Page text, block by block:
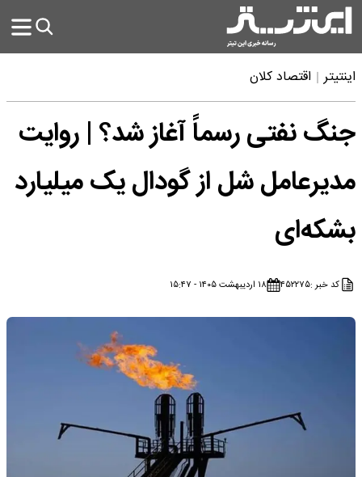
اینتیتر اقتصاد کلان
جنگ نفتی رسماً آغاز شد؟ | روایت
مدیرعامل شل از گودال یک میلیارد
بشکه‌ای
کد خبر :۴۵۲۲۷۵ ۱۸ اردیبهشت ۱۴۰۵ - ۱۵:۴۷